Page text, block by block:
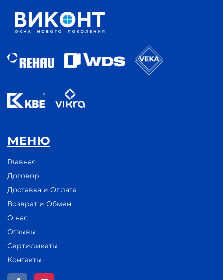
МЕНЮ
Главная
Договор
Доставка и Оплата
Возврат и Обмен
О нас
Отзывы
Сертификаты
Контакты